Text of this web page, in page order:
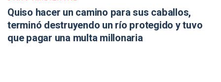
Quiso hacer un camino para sus caballos,
terminó destruyendo un río protegido y tuvo
que pagar una multa millonaria